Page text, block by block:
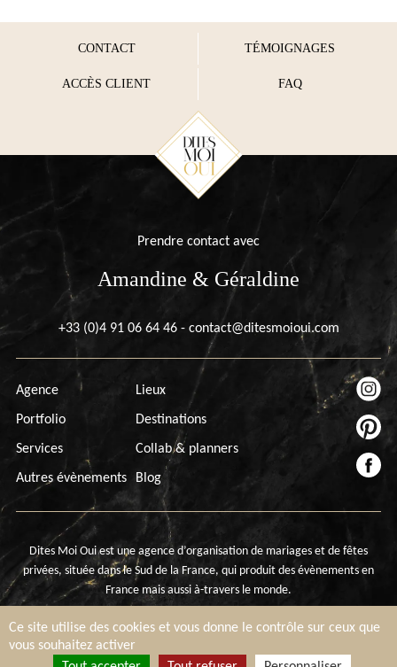
CONTACT TÉMOIGNAGES
ACCÈS CLIENT FAQ
Prendre contact avec
Amandine & Géraldine
+33 (0)4 91 06 64 46- contact@ditesmoioui.com
Dites Moi Oui est une agence d’organisation de mariages et de fêtes
privées, située dans le Sud de la France, qui produit des évènements en
France mais aussi à-travers le monde.
Copyright © Dites Moi Oui – Wedding Planner France 2026 - Mentions
légales
Agence
Portfolio
Services
Autres évènements
Lieux
Destinations
Collab & planners
Blog
Ce site utilise des cookies et vous donne le contrôle sur ceux que
vous souhaitez activer